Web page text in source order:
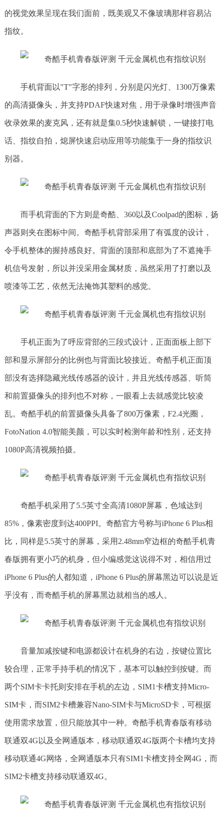
的视觉效果呈现在我们面前，既美观又不像玻璃那样容易沾
指纹。
手机背面以"T"字形的排列，分别是闪光灯、1300万像素
的高清摄像头，并支持PDAF快速对焦，用于录像时增强声音
收录效果的麦克风，还有就是集0.5秒快速解锁，一键接打电
话、指纹自拍，熄屏快速启动应用等功能集于一身的指纹识
别器。
而手机背面的下方则是奇酷、360以及Coolpad的图标，扬
声器则夹在图标中间。奇酷手机背部采用了有弧度的设计，
令手机整体的握持感良好。背面的顶部和底部为了不遮掩手
机信号发射，所以并没采用金属材质，虽然采用了打磨以及
喷漆等工艺，依然无法掩饰其塑料的感觉。
手机正面为了呼应背部的三段式设计，正面面板上部下
部和显示屏部分的比例也与背面比较接近。奇酷手机正面顶
部没有选择隐藏光线传感器的设计，并且光线传感器、听筒
和前置摄像头的排列也不对称，一眼看上去就感觉比较凌
乱。奇酷手机的前置摄像头具备了800万像素，F2.4光圈，
FotoNation 4.0智能美颜，可以实时检测年龄和性别，还支持
1080P高清视频拍摄。
奇酷手机采用了5.5英寸全高清1080P屏幕，色域达到
85%，像素密度到达400PPI。奇酷官方号称与iPhone 6 Plus相
比，同样是5.5英寸的屏幕，采用2.48mm窄边框的奇酷手机青
春版拥有更小巧的机身，但小编感觉这说得不对，相信用过
iPhone 6 Plus的人都知道，iPhone 6 Plus的屏幕黑边可以说是近
乎没有，而奇酷手机的屏幕黑边就相当的感人。
音量加减按键和电源都设计在机身的右边，按键位置比
较合理，正常手持手机的情况下，基本可以触控到按键。而
两个SIM卡卡托则安排在手机的左边，SIM1卡槽支持Micro-
SIM卡，而SIM2卡槽兼容Nano-SIM卡与MicroSD卡，可根据
使用需求放置，但只能放其中一种。奇酷手机青春版有移动
联通双4G以及全网通版本，移动联通双4G版两个卡槽均支持
移动联通4G网络，全网通版本只有SIM1卡槽支持全网4G，而
SIM2卡槽支持移动联通双4G。